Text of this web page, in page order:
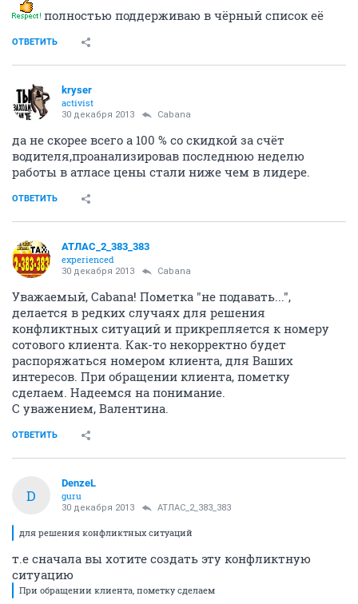
полностью поддерживаю в чёрный список её
ОТВЕТИТЬ
kryser
activist
30 декабря 2013 Cabana
да не скорее всего а 100 % со скидкой за счёт
водителя,проанализировав последнюю неделю
работы в атласе цены стали ниже чем в лидере.
ОТВЕТИТЬ
АТЛАС_2_383_383
experienced
30 декабря 2013 Cabana
Уважаемый, Cabana! Пометка "не подавать...",
делается в редких случаях для решения
конфликтных ситуаций и прикрепляется к номеру
сотового клиента. Как-то некорректно будет
распоряжаться номером клиента, для Ваших
интересов. При обращении клиента, пометку
сделаем. Надеемся на понимание.
С уважением, Валентина.
ОТВЕТИТЬ
D
DenzeL
guru
30 декабря 2013 АТЛАС_2_383_383
для решения конфликтных ситуаций
т.е сначала вы хотите создать эту конфликтную
ситуацию
При обращении клиента, пометку сделаем